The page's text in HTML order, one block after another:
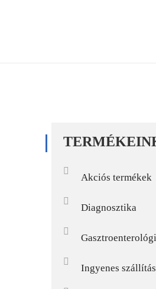
Akciós termékek
Diagnosztika
Ingyenes szállítás